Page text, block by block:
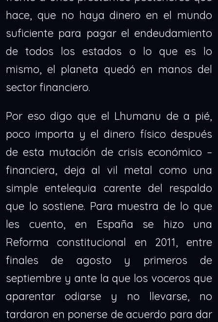
hace, que no haya dinero en el mundo
suficiente para pagar el endeudamiento
de todos los estados o lo que es lo
mismo, el planeta quedó en manos del
sector financiero.
Por eso digo que el Lhumanu de a pié,
poco importa y el dinero físico después
de esta mutación de crisis económico –
financiera, deja al vil metal como una
simple entelequia carente del respaldo
que lo sostiene. Para muestra de lo que
les cuento, en España se hizo una
Reforma constitucional en 2011, entre
finales de agosto y primeros de
septiembre y ante la que los voceros que
aparentar odiarse y no llevarse, no
tardaron en ponerse de acuerdo para dar